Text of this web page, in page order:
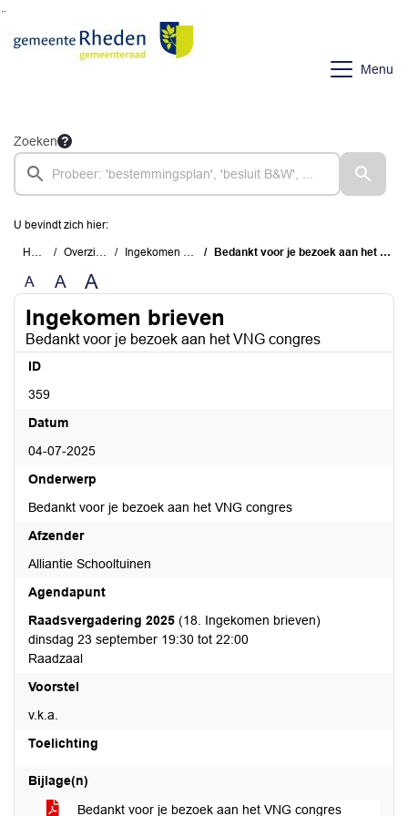
Ga naar de inhoud van deze pagina
Menu
Zoeken
U bevindt zich hier:
Home Overzichten Ingekomen brieven Bedankt voor je bezoek aan het VNG congres
A A A
Ingekomen brieven
Bedankt voor je bezoek aan het VNG congres
ID
359
Datum
04-07-2025
Onderwerp
Bedankt voor je bezoek aan het VNG congres
Afzender
Alliantie Schooltuinen
Agendapunt
Raadsvergadering 2025 (18. Ingekomen brieven)
dinsdag 23 september 19:30 tot 22:00
Raadzaal
Voorstel
v.k.a.
Toelichting
Bijlage(n)
Bedankt voor je bezoek aan het VNG congres